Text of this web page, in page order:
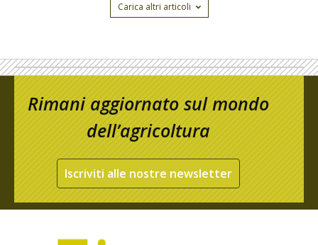
Carica altri articoli
Rimani aggiornato sul mondo
dell’agricoltura
Iscriviti alle nostre newsletter